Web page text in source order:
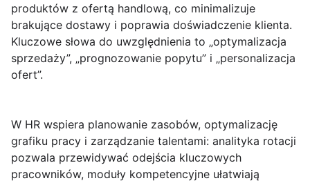
produktów z ofertą handlową, co minimalizuje
brakujące dostawy i poprawia doświadczenie klienta.
Kluczowe słowa do uwzględnienia to „optymalizacja
sprzedaży”, „prognozowanie popytu” i „personalizacja
ofert”.
W HR wspiera planowanie zasobów, optymalizację
grafiku pracy i zarządzanie talentami: analityka rotacji
pozwala przewidywać odejścia kluczowych
pracowników, moduły kompetencyjne ułatwiają